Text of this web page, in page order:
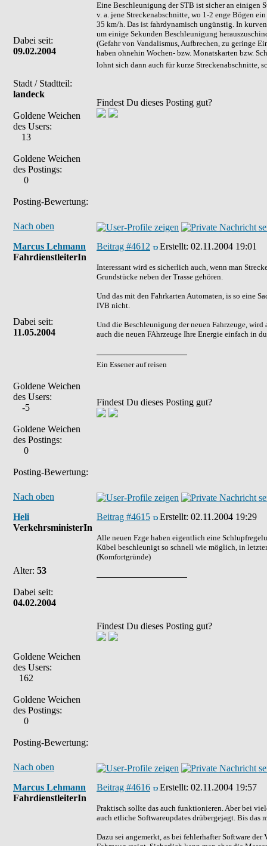
Dabei seit:
09.02.2004
Stadt / Stadtteil:
landeck
Goldene Weichen
des Users:
13
Goldene Weichen
des Postings:
0
Posting-Bewertung:
Eine Beschleunigung der STB ist sicher an einigen
v. a. jene Streckenabschnitte, wo 1-2 enge Bögen
35 km/h. Das ist fahrdynamisch ungünstig. In
um einige Sekunden Beschleunigung
(Gefahr von Vandalismus, Aufbrechen, zu geringe
haben ohnehin Wochen- bzw. Monatskarten bzw.
lohnt sich dann auch für kurze Streckenabschnitte,
Findest Du dieses Posting gut?
Nach oben
Marcus Lehmann
FahrdienstleiterIn
Dabei seit:
11.05.2004
Goldene Weichen
des Users:
-5
Goldene Weichen
des Postings:
0
Posting-Bewertung:
Beitrag #4612 Erstellt: 02.11.2004 19:01
Interessant wird es sicherlich auch, wenn man
Grundstücke neben der Trasse gehören.
Und das mit den Fahrkarten Automaten, is so eine
IVB nicht.
Und die Beschleunigung der neuen Fahrzeuge,
auch die neuen FAhrzeuge Ihre Energie einfach in
Ein Essener auf reisen
Findest Du dieses Posting gut?
Nach oben
Heli
VerkehrsministerIn
Alter: 53
Dabei seit:
04.02.2004
Goldene Weichen
des Users:
162
Goldene Weichen
des Postings:
0
Posting-Bewertung:
Beitrag #4615 Erstellt: 02.11.2004 19:29
Alle neuen Fzge haben eigentlich eine
Kübel beschleunigt so schnell wie möglich, in
(Komfortgründe)
Findest Du dieses Posting gut?
Nach oben
Marcus Lehmann
FahrdienstleiterIn
Beitrag #4616 Erstellt: 02.11.2004 19:57
Praktisch sollte das auch funktionieren. Aber bei
auch etliche Softwareupdates drübergejagt. Bis das
Dazu sei angemerkt, as bei fehlerhafter Software